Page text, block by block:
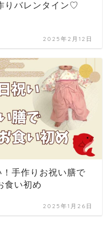
りバレンタイン♡
2025年2月12日
手作りお祝い膳で
食い初め
2025年1月26日